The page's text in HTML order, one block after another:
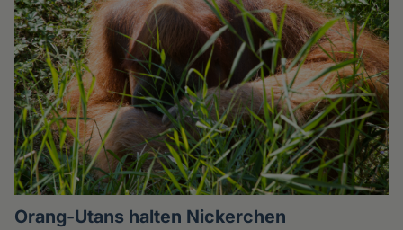
Orang-Utans halten Nickerchen